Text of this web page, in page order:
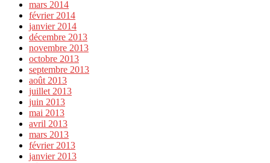
mars 2014
février 2014
janvier 2014
décembre 2013
novembre 2013
octobre 2013
septembre 2013
août 2013
juillet 2013
juin 2013
mai 2013
avril 2013
mars 2013
février 2013
janvier 2013